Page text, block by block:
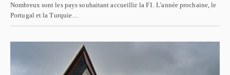
Nombreux sont les pays souhaitant accueillir la F1. L'année prochaine, le
Portugal et la Turquie…